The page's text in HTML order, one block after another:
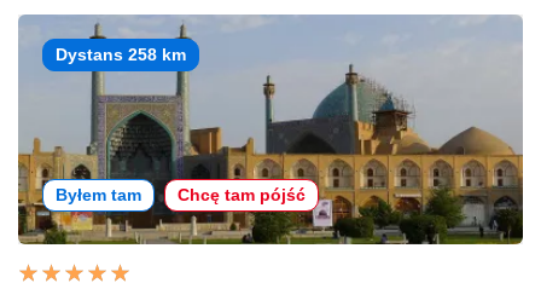
Dystans 258 km
Byłem tam Chcę tam pójść